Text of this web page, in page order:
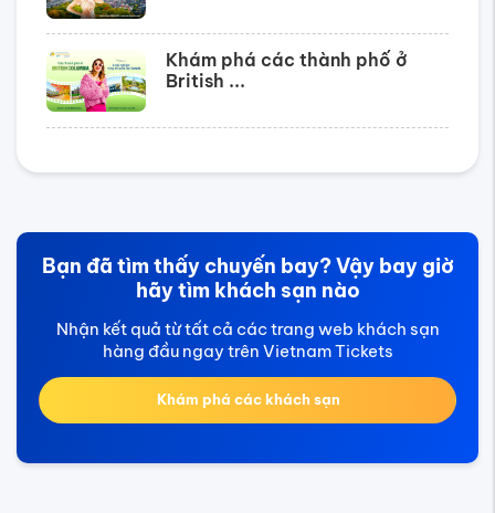
Khám phá các thành phố ở
British ...
Bạn đã tìm thấy chuyến bay? Vậy bay giờ
hãy tìm khách sạn nào
Nhận kết quả từ tất cả các trang web khách sạn
hàng đầu ngay trên Vietnam Tickets
Khám phá các khách sạn